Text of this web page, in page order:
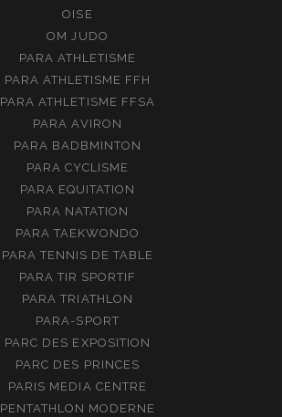
OISE
OM JUDO
PARA ATHLETISME
PARA ATHLETISME FFH
PARA ATHLETISME FFSA
PARA AVIRON
PARA BADBMINTON
PARA CYCLISME
PARA EQUITATION
PARA NATATION
PARA TAEKWONDO
PARA TENNIS DE TABLE
PARA TIR SPORTIF
PARA TRIATHLON
PARA-SPORT
PARC DES EXPOSITION
PARC DES PRINCES
PARIS MEDIA CENTRE
PENTATHLON MODERNE